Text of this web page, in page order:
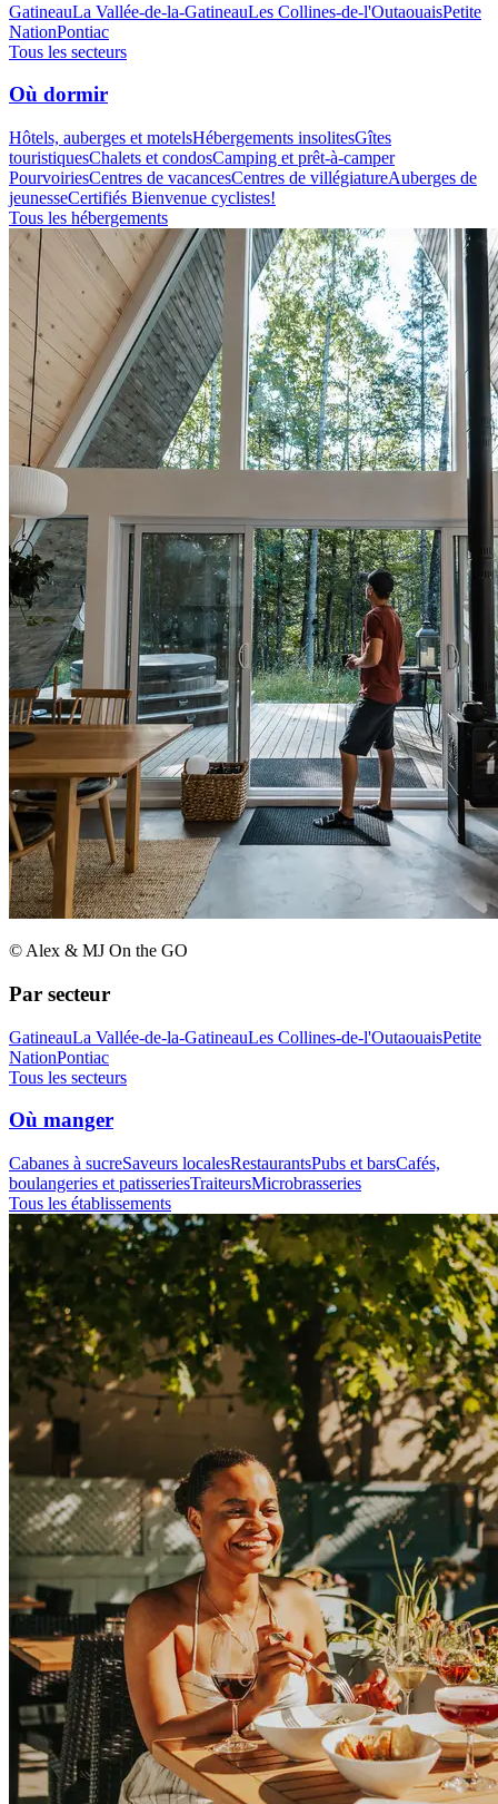
GatineauLa Vallée-de-la-GatineauLes Collines-de-l'OutaouaisPetite
NationPontiac
Tous les secteurs
Où dormir
Hôtels, auberges et motelsHébergements insolitesGîtes
touristiquesChalets et condosCamping et prêt-à-camper
PourvoiriesCentres de vacancesCentres de villégiatureAuberges de
jeunesseCertifiés Bienvenue cyclistes!
Tous les hébergements
© Alex & MJ On the GO
Par secteur
GatineauLa Vallée-de-la-GatineauLes Collines-de-l'OutaouaisPetite
NationPontiac
Tous les secteurs
Où manger
Cabanes à sucreSaveurs localesRestaurantsPubs et barsCafés,
boulangeries et patisseriesTraiteursMicrobrasseries
Tous les établissements